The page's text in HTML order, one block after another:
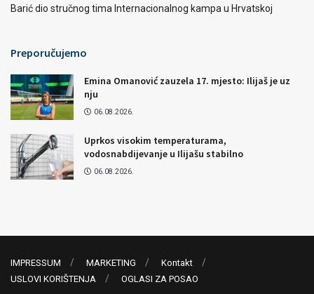
Barić dio stručnog tima Internacionalnog kampa u Hrvatskoj
Preporučujemo
Emina Omanović zauzela 17. mjesto: Ilijaš je uz
nju
06.08.2026.
Uprkos visokim temperaturama,
vodosnabdijevanje u Ilijašu stabilno
06.08.2026.
IMPRESSUM MARKETING
Kontakt
USLOVI KORIŠTENJA
OGLASI ZA POSAO